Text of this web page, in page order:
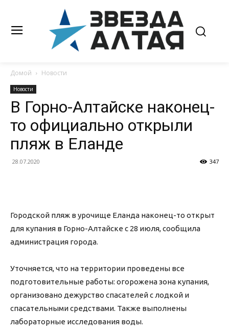
Домой Новости
Новости
В Горно-Алтайске наконец-
то официально открыли
пляж в Еланде
28.07.2020 347
Городской пляж в урочище Еланда наконец-то открыт
для купания в Горно-Алтайске с 28 июля, сообщила
администрация города.
Уточняется, что на территории проведены все
подготовительные работы: огорожена зона купания,
организовано дежурство спасателей с лодкой и
спасательными средствами. Также выполнены
лабораторные исследования воды.